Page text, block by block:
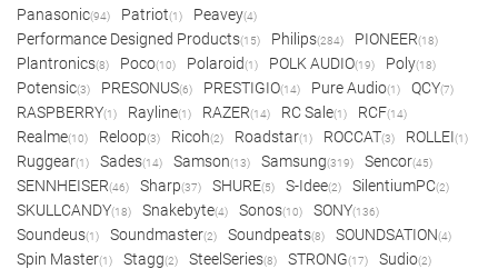
Panasonic(94) Patriot(1) Peavey(4)
Performance Designed Products(15) Philips(284) PIONEER(18)
Plantronics(8) Poco(10) Polaroid(1) POLK AUDIO(19) Poly(18)
Potensic(3) PRESONUS(6) PRESTIGIO(14) Pure Audio(1) QCY(7)
RASPBERRY(1) Rayline(1) RAZER(14) RC Sale(1) RCF(14)
Realme(10) Reloop(3) Ricoh(2) Roadstar(1) ROCCAT(3) ROLLEI(1)
Ruggear(1) Sades(14) Samson(13) Samsung(319) Sencor(45)
SENNHEISER(46) Sharp(37) SHURE(5) S-Idee(2) SilentiumPC(2)
SKULLCANDY(18) Snakebyte(4) Sonos(10) SONY(136)
Soundeus(1) Soundmaster(2) Soundpeats(8) SOUNDSATION(4)
Spin Master(1) Stagg(2) SteelSeries(8) STRONG(17) Sudio(2)